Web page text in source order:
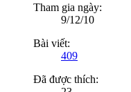
Tham gia ngày:
9/12/10
Bài viết:
409
Đã được thích: